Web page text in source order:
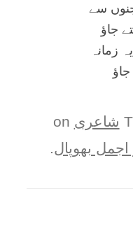
سے
جاؤ
زمانہ
شاعری
اجمل بھوپال.